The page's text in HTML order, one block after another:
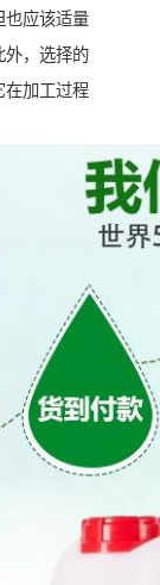
也应该适量
外，选择的
在加工过程